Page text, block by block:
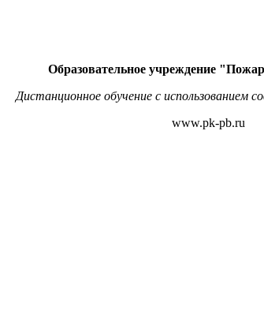
Образовательное учреждение
Дистанционное обучение с использованием
www.pk-pb.ru